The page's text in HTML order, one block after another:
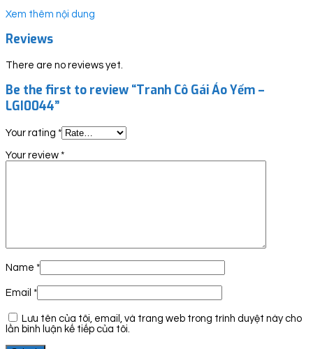
Xem thêm nội dung
Reviews
There are no reviews yet.
Be the first to review “Tranh Cô Gái Áo Yếm –
LGI0044”
Your rating *
Your review *
Name *
Email *
Lưu tên của tôi, email, và trang web trong trình duyệt này cho
lần bình luận kế tiếp của tôi.